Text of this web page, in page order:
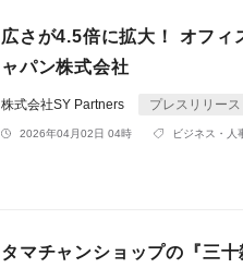
広さが4.5倍に拡大！ オフィ
ャパン株式会社
株式会社SY Partners プレスリリース
2026年04月02日 04時 ビジネス・人
タマチャンショップの『三